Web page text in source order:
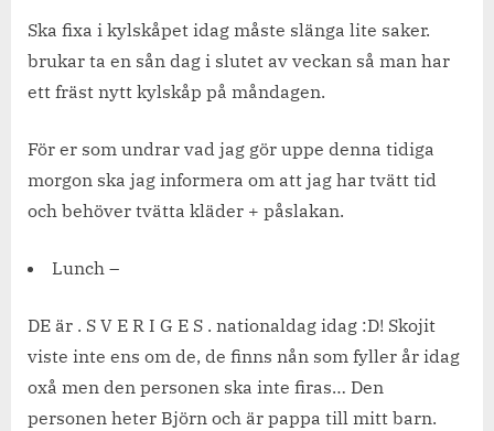
Ska fixa i kylskåpet idag måste slänga lite saker.
brukar ta en sån dag i slutet av veckan så man har
ett fräst nytt kylskåp på måndagen.
För er som undrar vad jag gör uppe denna tidiga
morgon ska jag informera om att jag har tvätt tid
och behöver tvätta kläder + påslakan.
Lunch –
DE är . S V E R I G E S . nationaldag idag :D! Skojit
viste inte ens om de, de finns nån som fyller år idag
oxå men den personen ska inte firas… Den
personen heter Björn och är pappa till mitt barn.